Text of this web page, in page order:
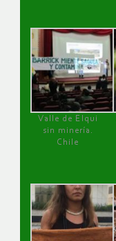
Valle de Elqui
sin minería.
Chile